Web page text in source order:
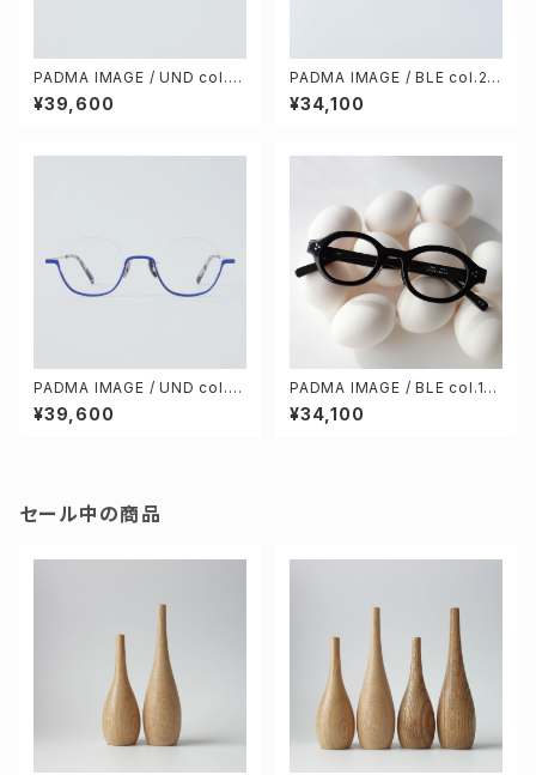
PADMA IMAGE / UND col.5
[purple / gold]
¥39,600
PADMA IMAGE / BLE col.2
[teak gray]
¥34,100
PADMA IMAGE / UND col.4
[blue / gold]
¥39,600
PADMA IMAGE / BLE col.1
[black / stone gray]
¥34,100
セール中の商品